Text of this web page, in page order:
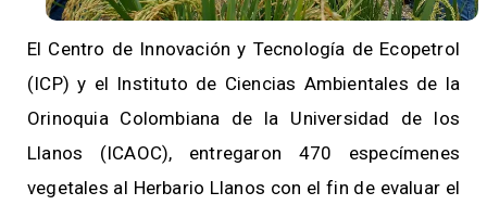
El Centro de Innovación y Tecnología de Ecopetrol
(ICP) y el Instituto de Ciencias Ambientales de la
Orinoquia Colombiana de la Universidad de los
Llanos (ICAOC), entregaron 470 especímenes
vegetales al Herbario Llanos con el fin de evaluar el